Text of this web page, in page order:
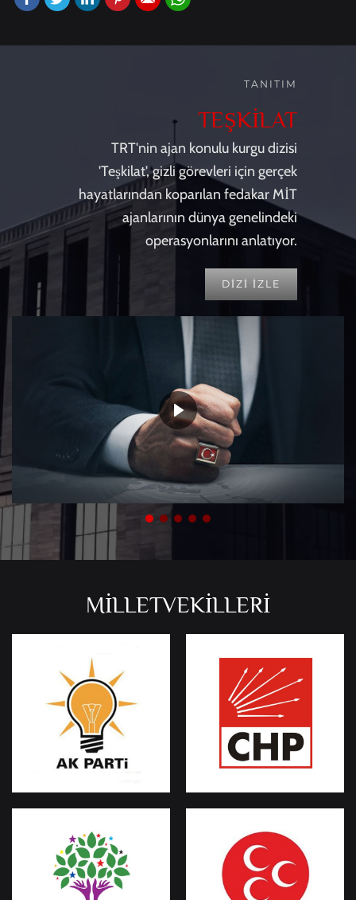
TANITIM
TEŞKİLAT
TRT'nin ajan konulu kurgu dizisi
'Teşkilat', gizli görevleri için gerçek
hayatlarından koparılan fedakar MİT
ajanlarının dünya genelindeki
operasyonlarını anlatıyor.
DİZİ İZLE
MİLLETVEKİLLERİ